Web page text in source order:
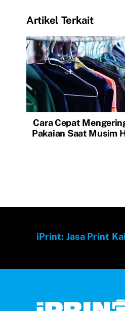
Artikel Terkait
Cara Cepat
Pakaian Saat Musim
iPrint: Jasa Print